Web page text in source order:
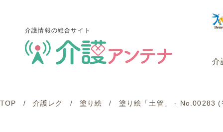
介護情報の総合サイト
介
介護情報の総合サイト
TOP 介護レク 塗り絵 塗り絵「土管」 - No.00283 (